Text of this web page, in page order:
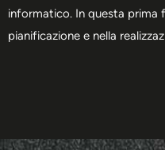
informatico. In questa prima
pianificazione e nella